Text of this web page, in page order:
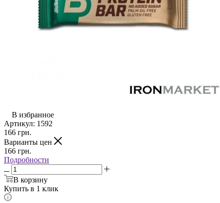
В избранное
Артикул: 1592
166 грн.
Варианты цен
166 грн.
Подробности
В корзину
Купить в 1 клик